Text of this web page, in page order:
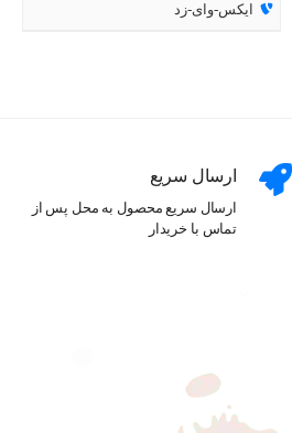
ایکس-وای-زد
ارسال سریع
ارسال سریع محصول به محل پس از
تماس با خریدار